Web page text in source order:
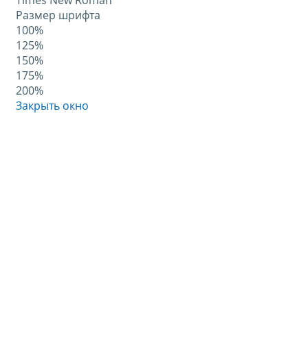
Размер шрифта
100%
125%
150%
175%
200%
Закрыть окно